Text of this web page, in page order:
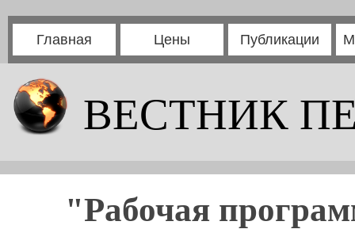
Главная Цены Публикации
ВЕСТНИК
"Рабочая